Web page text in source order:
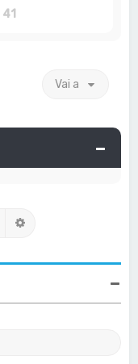
41
Vai a
Cerca